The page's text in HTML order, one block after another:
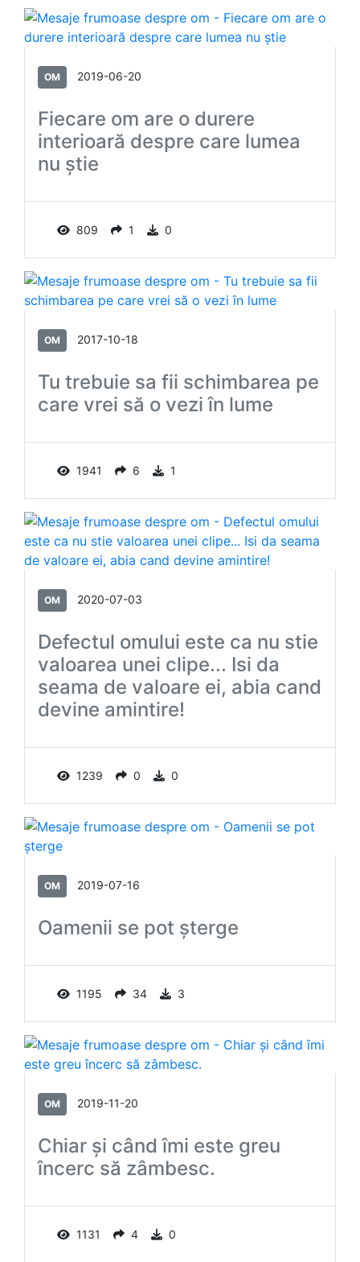
OM 2019-06-20
Fiecare om are o durere
interioară despre care lumea
nu știe
809 1 0
OM 2017-10-18
Tu trebuie sa fii schimbarea pe
care vrei să o vezi în lume
1941 6 1
OM 2020-07-03
Defectul omului este ca nu stie
valoarea unei clipe... Isi da
seama de valoare ei, abia cand
devine amintire!
1239 0 0
OM 2019-07-16
Oamenii se pot şterge
1195 34 3
OM 2019-11-20
Chiar şi când îmi este greu
încerc să zâmbesc.
1131 4 0